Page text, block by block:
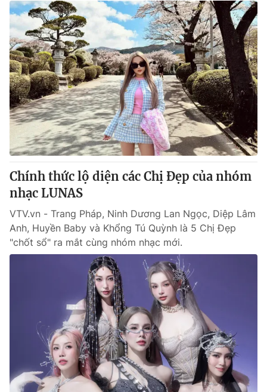
Video Shorts video
VTV Money VTV Thể thao
VTV Sức khoẻ Bất động sản
Thị trường 24h Tấm lòng Việt
VTV4 Vươn mình bằng AI
VTV9
Liên hệ tòa soạn English
Theo dõi báo trên
Cơ quan chủ quản: Đài Truyền hình Việt Nam
Chính thức lộ diện các Chị Đẹp của nhóm
nhạc LUNAS
VTV.vn - Trang Pháp, Ninh Dương Lan Ngọc, Diệp Lâm
Anh, Huyền Baby và Khổng Tú Quỳnh là 5 Chị Đẹp
"chốt sổ" ra mắt cùng nhóm nhạc mới.